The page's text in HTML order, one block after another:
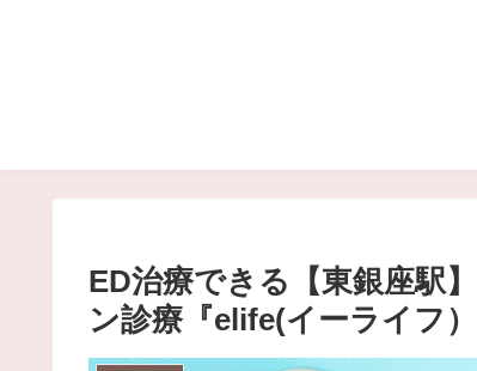
ED治療できる【東銀座駅
ン診療『elife(イーライフ